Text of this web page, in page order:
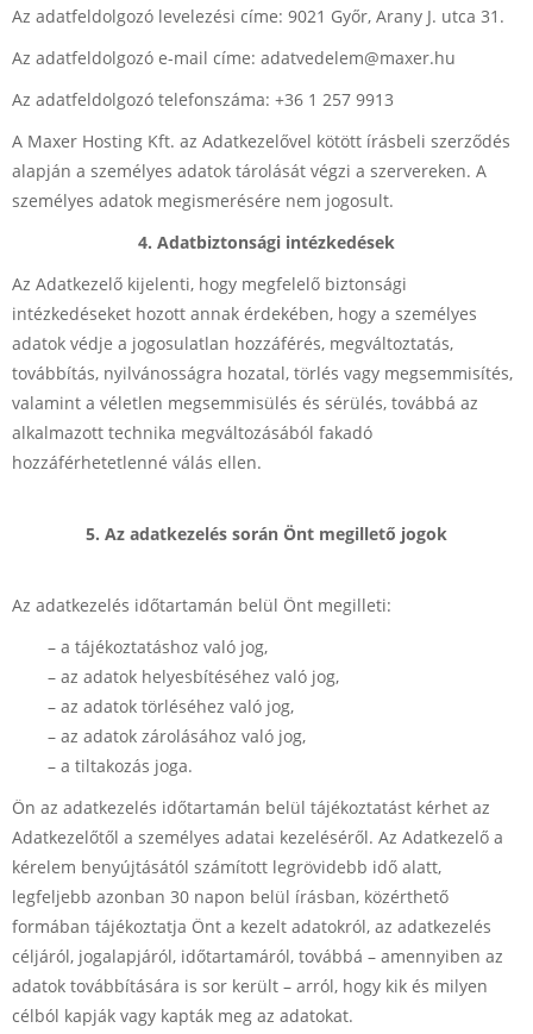
Az adatfeldolgozó levelezési címe: 9021 Győr, Arany J. utca 31.
Az adatfeldolgozó e-mail címe: adatvedelem@maxer.hu
Az adatfeldolgozó telefonszáma: +36 1 257 9913
A Maxer Hosting Kft. az Adatkezelővel kötött írásbeli szerződés
alapján a személyes adatok tárolását végzi a szervereken. A
személyes adatok megismerésére nem jogosult.
4. Adatbiztonsági intézkedések
Az Adatkezelő kijelenti, hogy megfelelő biztonsági
intézkedéseket hozott annak érdekében, hogy a személyes
adatok védje a jogosulatlan hozzáférés, megváltoztatás,
továbbítás, nyilvánosságra hozatal, törlés vagy megsemmisítés,
valamint a véletlen megsemmisülés és sérülés, továbbá az
alkalmazott technika megváltozásából fakadó
hozzáférhetetlenné válás ellen.
5. Az adatkezelés során Önt megillető jogok
Az adatkezelés időtartamán belül Önt megilleti:
– a tájékoztatáshoz való jog,
– az adatok helyesbítéséhez való jog,
– az adatok törléséhez való jog,
– az adatok zárolásához való jog,
– a tiltakozás joga.
Ön az adatkezelés időtartamán belül tájékoztatást kérhet az
Adatkezelőtől a személyes adatai kezeléséről. Az Adatkezelő a
kérelem benyújtásától számított legrövidebb idő alatt,
legfeljebb azonban 30 napon belül írásban, közérthető
formában tájékoztatja Önt a kezelt adatokról, az adatkezelés
céljáról, jogalapjáról, időtartamáról, továbbá – amennyiben az
adatok továbbítására is sor került – arról, hogy kik és milyen
célból kapják vagy kapták meg az adatokat.